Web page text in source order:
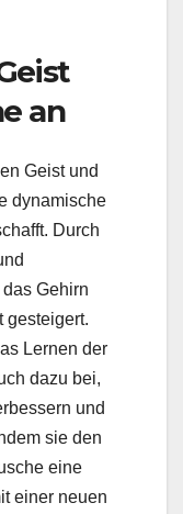
an
Geist und
dynamische
Durch
Gehirn
gesteigert.
Lernen der
dazu bei,
und
sie den
eine
einer neuen